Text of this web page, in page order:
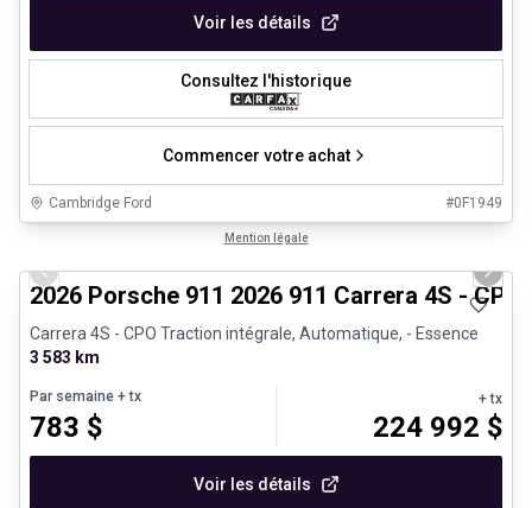
Voir les détails
Consultez l'historique
Commencer votre achat
Cambridge Ford #0F1949
Mention légale
Véhicules d'occasion certifiés
Previous slide Next
2026 Porsche 911 2026 911 Carrera 4S - CPO
Carrera 4S - CPO Traction intégrale, Automatique, - Essence
3 583 km
Par semaine + tx
783 $
+ tx
224 992 $
Voir les détails